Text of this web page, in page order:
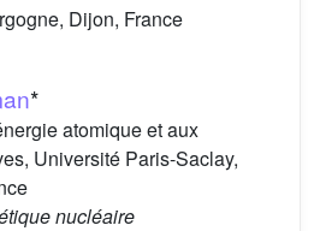
Dijon, France
*
atomique et aux
Université Paris-Saclay,
nucléaire